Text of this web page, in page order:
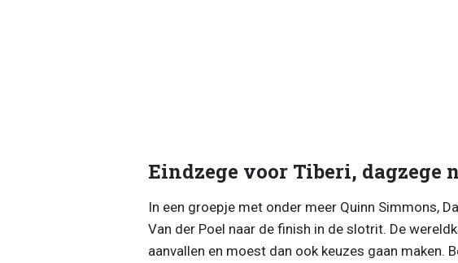
Eindzege voor Tiberi, dagzege
In een groepje met onder meer Quinn Simmons,
Van der Poel naar de finish in de slotrit. De
aanvallen en moest dan ook keuzes gaan maken.